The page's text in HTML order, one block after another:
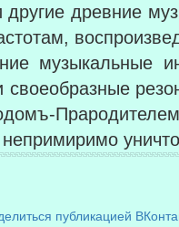
другие древние
музыкальные
своеобразные
публикацией